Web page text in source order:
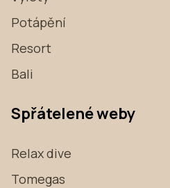
Potápění
Resort
Bali
Spřátelené weby
Relax dive
Tomegas